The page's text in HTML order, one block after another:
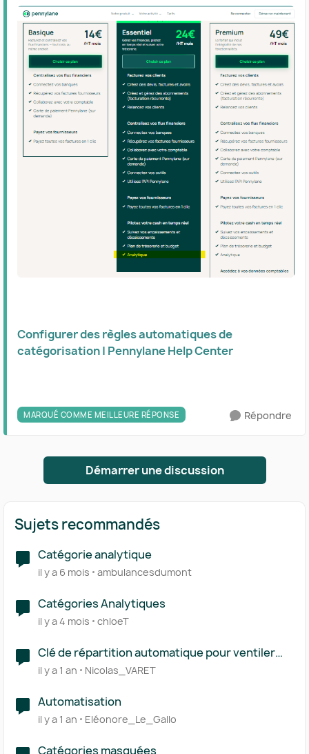
Configurer des règles automatiques de
catégorisation | Pennylane Help Center
MARQUÉ COMME MEILLEURE RÉPONSE Répondre
Démarrer une discussion
Sujets recommandés
Catégorie analytique
il y a 6 mois ambulancesdumont
Catégories Analytiques
il y a 4 mois chloeT
Clé de répartition automatique pour ventiler
une opération sur plusieurs catégories
il y a 1 an Nicolas_VARET
Automatisation
il y a 1 an Eléonore_Le_Gallo
Catégories masquées